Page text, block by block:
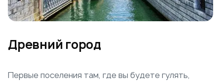
Древний город
Первые поселения там, где вы будете гулять,